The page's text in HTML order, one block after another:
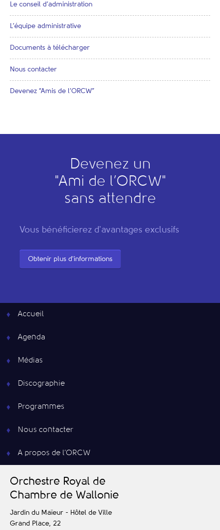
Le conseil d’administration
L’équipe administrative
Documents à télécharger
Nous contacter
Devenez “Amis de l’ORCW”
Devenez un
"Ami de l’ORCW"
sans attendre
Vous bénéficierez d'avantages exclusifs
Obtenir plus d'informations
Accueil
Agenda
Médias
Discographie
Programmes
Nous contacter
A propos de l’ORCW
Orchestre Royal de
Chambre de Wallonie
Jardin du Maïeur - Hôtel de Ville
Grand Place, 22